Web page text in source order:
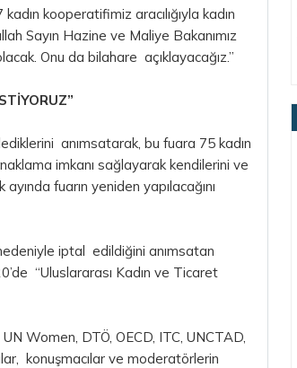
kooperatifimiz aracılığıyla kadın
Sayın Hazine ve Maliye Bakanımız
Onu da bilahare açıklayacağız.”
anımsatarak, bu fuara 75 kadın
imkanı sağlayarak kendilerini ve
fuarın yeniden yapılacağını
iptal edildiğini anımsatan
“Uluslararası Kadın ve Ticaret
Women, DTÖ, OECD, ITC, UNCTAD,
konuşmacılar ve moderatörlerin